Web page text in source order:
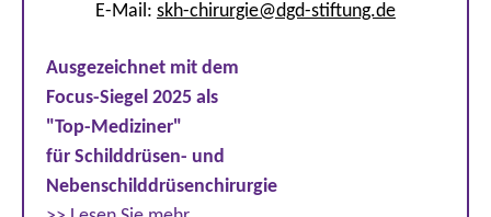
E-Mail: skh-chirurgie@dgd-stiftung.de
Ausgezeichnet mit dem
Focus-Siegel 2025 als
"Top-Mediziner"
für Schilddrüsen- und
Nebenschilddrüsenchirurgie